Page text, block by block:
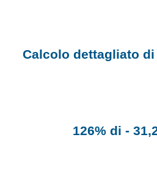
Calcolo dettagliato
126% di -